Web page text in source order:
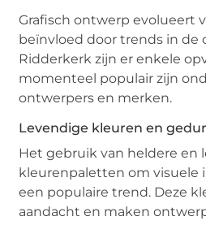
Grafisch ontwerp evolueert
beïnvloed door trends in de
Ridderkerk zijn er enkele
momenteel populair zijn
ontwerpers en merken.
Levendige kleuren en
Het gebruik van heldere en
kleurenpaletten om visuele
een populaire trend. Deze
aandacht en maken